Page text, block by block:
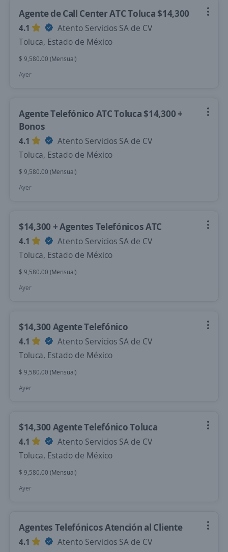
Agente de Call Center ATC Toluca $14,300
4.1
Atento Servicios SA de CV
Toluca, Estado de México
$ 9,580.00 (Mensual)
Ayer
Agente Telefónico ATC Toluca $14,300 +
Bonos
4.1
Atento Servicios SA de CV
Toluca, Estado de México
$ 9,580.00 (Mensual)
Ayer
$14,300 + Agentes Telefónicos ATC
4.1
Atento Servicios SA de CV
Toluca, Estado de México
$ 9,580.00 (Mensual)
Ayer
$14,300 Agente Telefónico
4.1
Atento Servicios SA de CV
Toluca, Estado de México
$ 9,580.00 (Mensual)
Ayer
$14,300 Agente Telefónico Toluca
4.1
Atento Servicios SA de CV
Toluca, Estado de México
$ 9,580.00 (Mensual)
Ayer
Agentes Telefónicos Atención al Cliente
4.1
Atento Servicios SA de CV